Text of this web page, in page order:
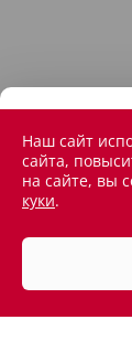
Наш сайт
сайта,
на сайте, вы
куки.